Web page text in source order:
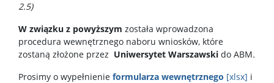
2.5)
W związku z powyższym została wprowadzona
procedura wewnętrznego naboru wniosków, które
zostaną złożone przez Uniwersytet Warszawski do ABM.
Prosimy o wypełnienie formularza wewnętrznego [xlsx] i